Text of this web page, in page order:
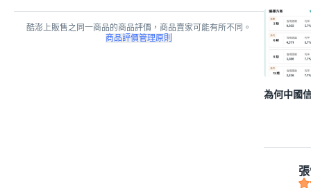
酷澎上販售之同一商品的商品評價，商品賣家可能有所不同。
商品評價管理原則
為何中國